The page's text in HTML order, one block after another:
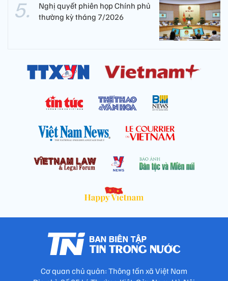
Nghị quyết phiên họp Chính phủ
thường kỳ tháng 7/2026
Cơ quan chủ quản: Thông tấn xã Việt Nam